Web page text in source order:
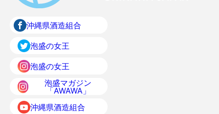
沖縄県酒造組合
泡盛の女王
泡盛の女王
泡盛マガジン
「AWAWA」
沖縄県酒造組合